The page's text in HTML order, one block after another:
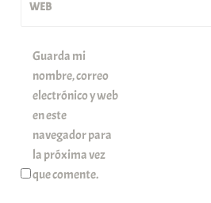
WEB
Guarda mi
nombre, correo
electrónico y web
en este
navegador para
la próxima vez
que comente.